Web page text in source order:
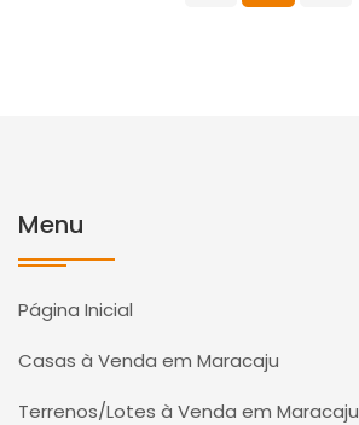
Menu
Página Inicial
Casas à Venda em Maracaju
Terrenos/Lotes à Venda em Maracaju